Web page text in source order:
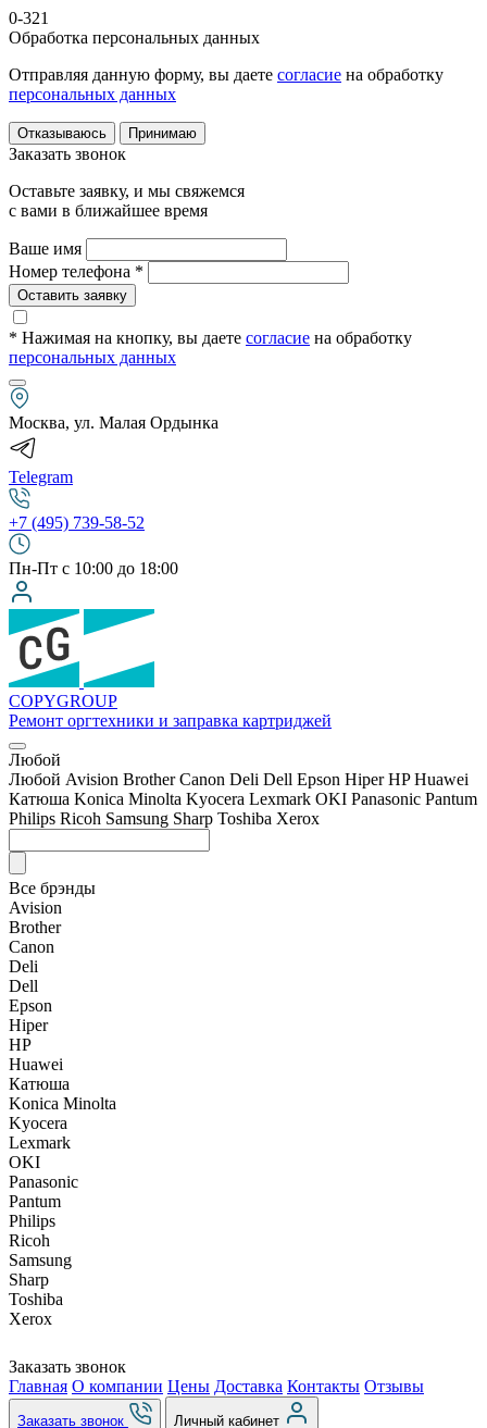
0-321
Обработка персональных данных
Отправляя данную форму, вы даете согласие на обработку
персональных данных
Отказываюсь Принимаю
Заказать звонок
Оставьте заявку, и мы свяжемся
с вами в ближайшее время
Ваше имя
Номер телефона *
Оставить заявку
* Нажимая на кнопку, вы даете согласие на обработку
персональных данных
Москва, ул. Малая Ордынка
Telegram
+7 (495) 739-58-52
Пн-Пт с 10:00 до 18:00
COPYGROUP
Ремонт оргтехники и заправка картриджей
Любой
Любой Avision Brother Canon Deli Dell Epson Hiper HP Huawei
Катюша Konica Minolta Kyocera Lexmark OKI Panasonic Pantum
Philips Ricoh Samsung Sharp Toshiba Xerox
Все брэнды
Avision
Brother
Canon
Deli
Dell
Epson
Hiper
HP
Huawei
Катюша
Konica Minolta
Kyocera
Lexmark
OKI
Panasonic
Pantum
Philips
Ricoh
Samsung
Sharp
Toshiba
Xerox
Заказать звонок
Главная О компании Цены Доставка Контакты Отзывы
Заказать звонок
Личный кабинет